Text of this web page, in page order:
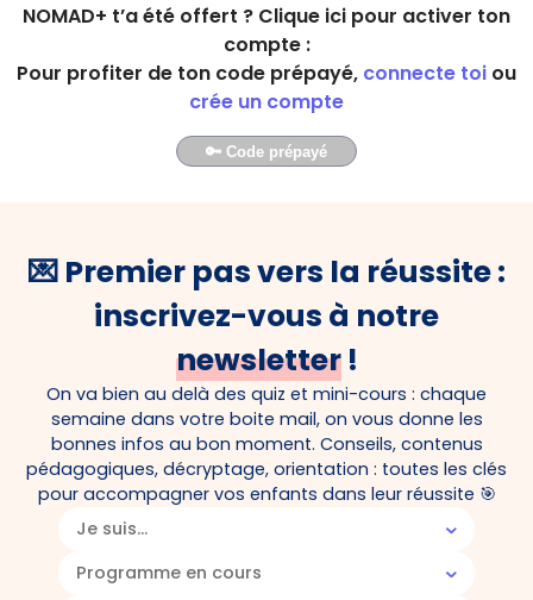
NOMAD+ t’a été offert ? Clique ici pour activer ton
compte :
Pour profiter de ton code prépayé, connecte toi ou
crée un compte
🔑 Code prépayé
💌 Premier pas vers la réussite :
inscrivez-vous à notre
newsletter!
On va bien au delà des quiz et mini-cours : chaque
semaine dans votre boite mail, on vous donne les
bonnes infos au bon moment. Conseils, contenus
pédagogiques, décryptage, orientation : toutes les clés
pour accompagner vos enfants dans leur réussite 🎯
Je suis...
Programme en cours